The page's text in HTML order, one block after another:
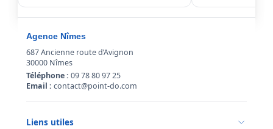
Agence Nîmes
687 Ancienne route d’Avignon
30000 Nîmes
Téléphone : 09 78 80 97 25
Email : contact@point-do.com
Liens utiles